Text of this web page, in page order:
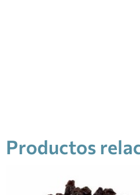
Productos